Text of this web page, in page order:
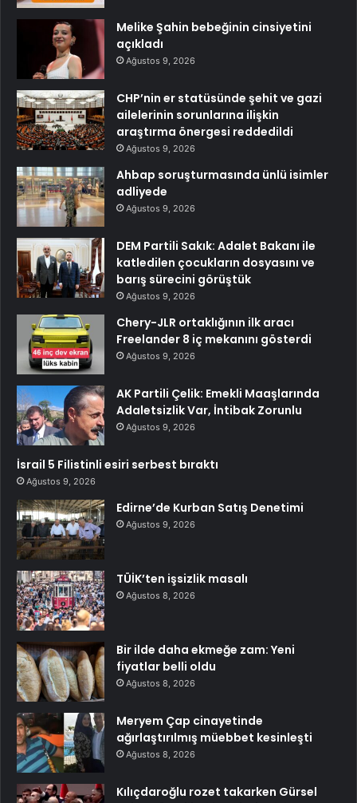
Melike Şahin bebeğinin cinsiyetini
açıkladı
Ağustos 9, 2026
CHP’nin er statüsünde şehit ve gazi
ailelerinin sorunlarına ilişkin
araştırma önergesi reddedildi
Ağustos 9, 2026
Ahbap soruşturmasında ünlü isimler
adliyede
Ağustos 9, 2026
DEM Partili Sakık: Adalet Bakanı ile
katledilen çocukların dosyasını ve
barış sürecini görüştük
Ağustos 9, 2026
Chery-JLR ortaklığının ilk aracı
Freelander 8 iç mekanını gösterdi
Ağustos 9, 2026
AK Partili Çelik: Emekli Maaşlarında
Adaletsizlik Var, İntibak Zorunlu
Ağustos 9, 2026
İsrail 5 Filistinli esiri serbest bıraktı
Ağustos 9, 2026
Edirne’de Kurban Satış Denetimi
Ağustos 9, 2026
TÜİK’ten işsizlik masalı
Ağustos 8, 2026
Bir ilde daha ekmeğe zam: Yeni
fiyatlar belli oldu
Ağustos 8, 2026
Meryem Çap cinayetinde
ağırlaştırılmış müebbet kesinleşti
Ağustos 8, 2026
Kılıçdaroğlu rozet takarken Gürsel